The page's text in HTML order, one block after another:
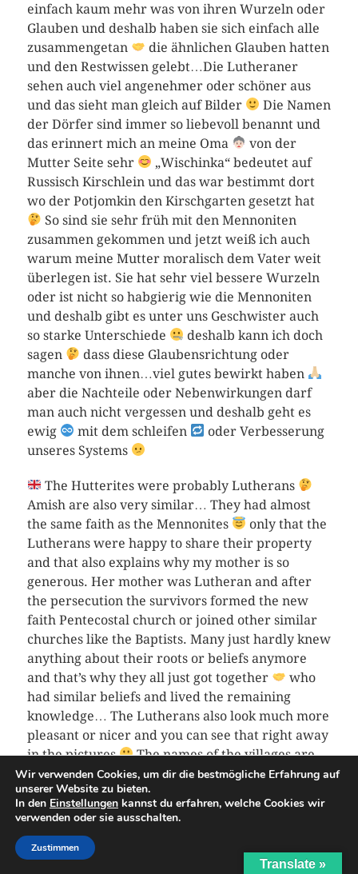
einfach kaum mehr was von ihren Wurzeln oder
Glauben und deshalb haben sie sich einfach alle
zusammengetan
die ähnlichen Glauben hatten
und den Restwissen gelebt…Die Lutheraner
sehen auch viel angenehmer oder schöner aus
und das sieht man gleich auf Bilder
Die Namen
der Dörfer sind immer so liebevoll benannt und
das erinnert mich an meine Oma
von der
Mutter Seite sehr
„Wischinka“ bedeutet auf
Russisch Kirschlein und das war bestimmt dort
wo der Potjomkin den Kirschgarten gesetzt hat
So sind sie sehr früh mit den Mennoniten
zusammen gekommen und jetzt weiß ich auch
warum meine Mutter moralisch dem Vater weit
überlegen ist. Sie hat sehr viel bessere Wurzeln
oder ist nicht so habgierig wie die Mennoniten
und deshalb gibt es unter uns Geschwister auch
so starke Unterschiede
deshalb kann ich doch
sagen
dass diese Glaubensrichtung oder
manche von ihnen…viel gutes bewirkt haben
aber die Nachteile oder Nebenwirkungen darf
man auch nicht vergessen und deshalb geht es
ewig
mit dem schleifen
oder Verbesserung
unseres Systems
The Hutterites were probably Lutherans
Amish are also very similar… They had almost
the same faith as the Mennonites
only that the
Lutherans were happy to share their property
and that also explains why my mother is so
generous. Her mother was Lutheran and after
the persecution the survivors formed the new
faith Pentecostal church or joined other similar
churches like the Baptists. Many just hardly knew
anything about their roots or beliefs anymore
and that’s why they all just got together
who
had similar beliefs and lived the remaining
knowledge… The Lutherans also look much more
pleasant or nicer and you can see that right away
in the pictures
The names of the villages are
always named so lovingly and that reminds me of
my grandmother
from the mother’s side very
much
„Wishinka“ means little cherry in
planted the cherry orchard
That’s how they
met the Mennonites very early on and now I also
Translate »
Wir verwenden Cookies, um dir die bestmögliche Erfahrung auf
unserer Website zu bieten.
In den Einstellungen kannst du erfahren, welche Cookies wir
verwenden oder sie ausschalten.
Zustimmen